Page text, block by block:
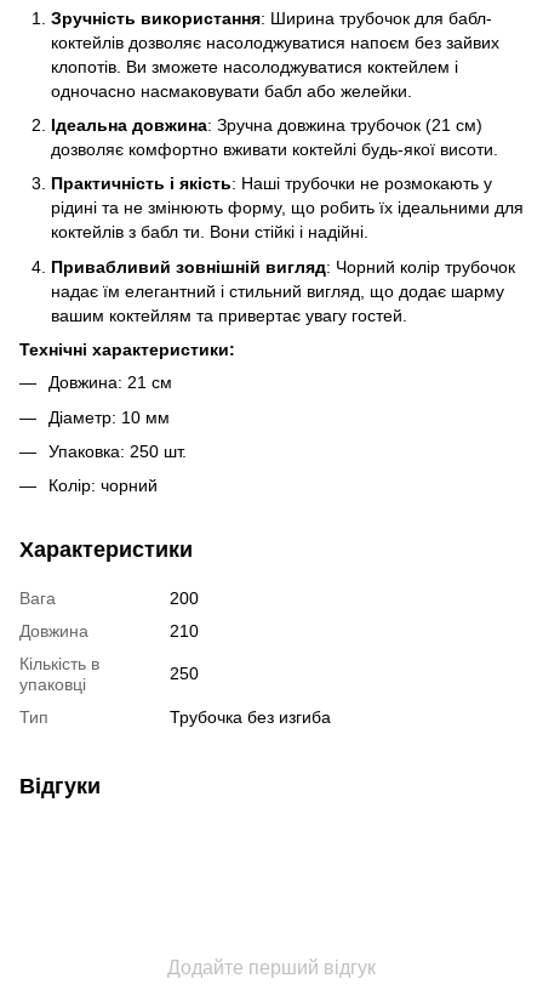
Зручність використання: Ширина трубочок для бабл-
коктейлів дозволяє насолоджуватися напоєм без зайвих
клопотів. Ви зможете насолоджуватися коктейлем і
одночасно насмаковувати бабл або желейки.
Ідеальна довжина: Зручна довжина трубочок (21 см)
дозволяє комфортно вживати коктейлі будь-якої висоти.
Практичність і якість: Наші трубочки не розмокають у
рідині та не змінюють форму, що робить їх ідеальними для
коктейлів з бабл ти. Вони стійкі і надійні.
Привабливий зовнішній вигляд: Чорний колір трубочок
надає їм елегантний і стильний вигляд, що додає шарму
вашим коктейлям та привертає увагу гостей.
Технічні характеристики:
Довжина: 21 см
Діаметр: 10 мм
Упаковка: 250 шт.
Колір: чорний
Характеристики
Вага
200
Довжина
210
Кількість в
упаковці
250
Тип Трубочка без изгиба
Відгуки
Додайте перший відгук